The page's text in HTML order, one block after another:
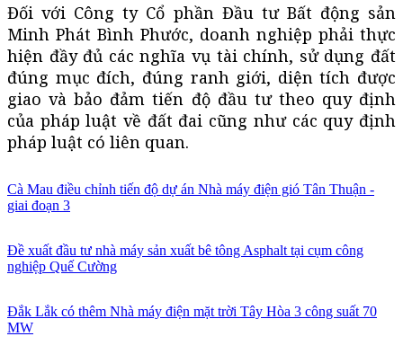
Đối với Công ty Cổ phần Đầu tư Bất động sản
Minh Phát Bình Phước, doanh nghiệp phải thực
hiện đầy đủ các nghĩa vụ tài chính, sử dụng đất
đúng mục đích, đúng ranh giới, diện tích được
giao và bảo đảm tiến độ đầu tư theo quy định
của pháp luật về đất đai cũng như các quy định
pháp luật có liên quan.
Cà Mau điều chỉnh tiến độ dự án Nhà máy điện gió Tân Thuận -
giai đoạn 3
Đề xuất đầu tư nhà máy sản xuất bê tông Asphalt tại cụm công
nghiệp Quế Cường
Đắk Lắk có thêm Nhà máy điện mặt trời Tây Hòa 3 công suất 70
MW